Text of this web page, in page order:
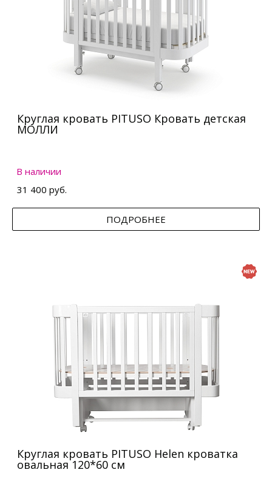
Круглая кровать PITUSO Кровать детская
МОЛЛИ
В наличии
31 400 руб.
ПОДРОБНЕЕ
Круглая кровать PITUSO Helen кроватка
овальная 120*60 см